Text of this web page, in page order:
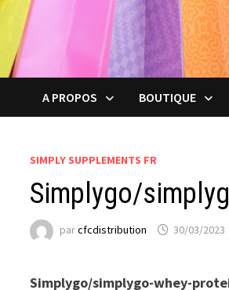
A PROPOS BOUTIQUE
SIMPLY SUPPLEMENTS FR
Simplygo/
parcfcdistribution 30/03/2023
Simplygo/simplygo-whey-